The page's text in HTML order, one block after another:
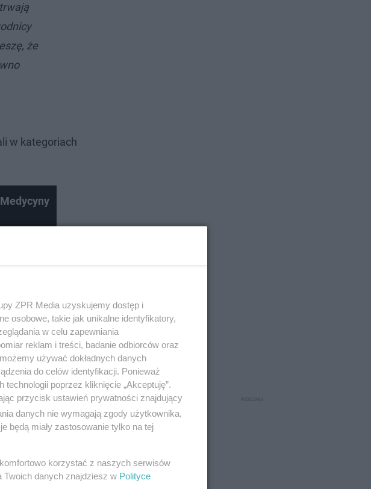
że
w kategoriach
ZPR Media uzyskujemy dostęp i
osobowe, takie jak unikalne identyfikatory,
w celu zapewniania
reklam i treści, badanie odbiorców oraz
używać dokładnych danych
do celów identyfikacji. Ponieważ
poprzez kliknięcie „Akceptuję”.
przycisk ustawień prywatności znajdujący
danych nie wymagają zgody użytkownika,
będą miały zastosowanie tylko na tej
korzystać z naszych serwisów
Twoich danych znajdziesz w Polityce